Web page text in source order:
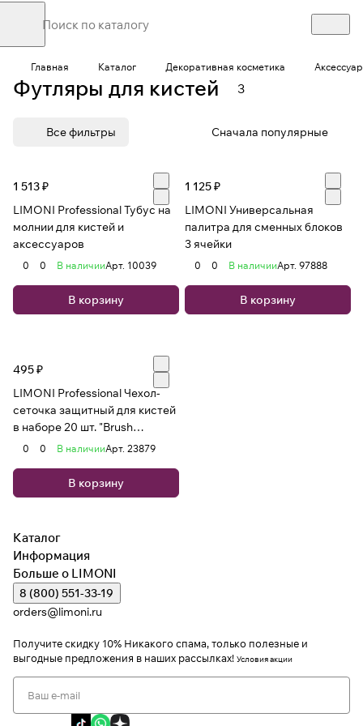
Главная Каталог Декоративная косметика
Футляры для кистей 3
Все фильтры Сначала популярные
1 513 ₽
LIMONI Professional Тубус на
молнии для кистей и
аксессуаров
0 0 В наличииАрт. 10039
В корзину
1 125 ₽
LIMONI Универсальная
палитра для сменных блоков
3 ячейки
0 0 В наличииАрт. 97888
В корзину
495 ₽
LIMONI Professional Чехол-
сеточка защитный для кистей
в наборе 20 шт. "Вrush
Protector" Black
0 0 В наличииАрт. 23879
В корзину
Каталог
Информация
Больше о LIMONI
8 (800) 551-33-19
orders@limoni.ru
Получите скидку 10% Никакого спама, только полезные и
выгодные предложения в наших рассылках! Условия акции